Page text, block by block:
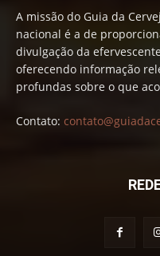
A missão do Guia da
nacional é a de
divulgação da
oferecendo informação
profundas sobre o que
Contato: